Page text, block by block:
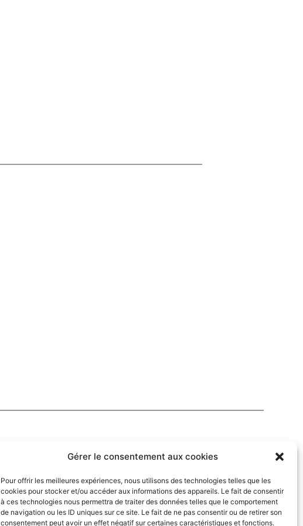
Gérer le consentement aux cookies
Pour offrir les meilleures expériences, nous utilisons des technologies telles que les
cookies pour stocker et/ou accéder aux informations des appareils. Le fait de consentir
à ces technologies nous permettra de traiter des données telles que le comportement
de navigation ou les ID uniques sur ce site. Le fait de ne pas consentir ou de retirer son
consentement peut avoir un effet négatif sur certaines caractéristiques et fonctions.